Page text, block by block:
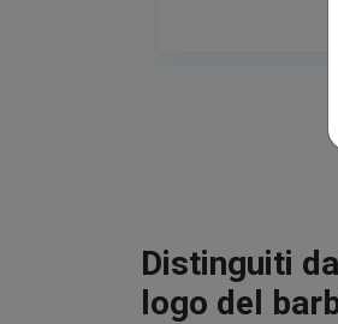
Distinguiti
logo del